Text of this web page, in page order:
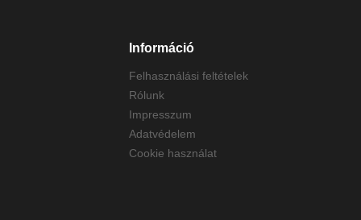
Információ
Felhasználási feltételek
Rólunk
Impresszum
Adatvédelem
Cookie használat